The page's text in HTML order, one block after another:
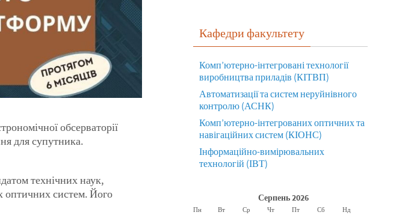
обсерваторії
для супутника.
технічних наук,
оптичних систем. Його
Кафедри факультету
Комп’ютерно-інтегровані технології
виробництва приладів (КІТВП)
Автоматизації та систем неруйнівного
контролю (АСНК)
Комп’ютерно-інтегрованих оптичних та
навігаційних систем (КІОНС)
Інформаційно-вимірювальних
технологій (ІВТ)
Серпень 2026
Пн Вт Ср Чт Пт Сб Нд